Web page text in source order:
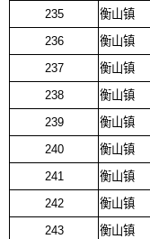
235
衡山镇
236
衡山镇
237
衡山镇
238
衡山镇
239
衡山镇
240
衡山镇
241
衡山镇
242
衡山镇
243
衡山镇